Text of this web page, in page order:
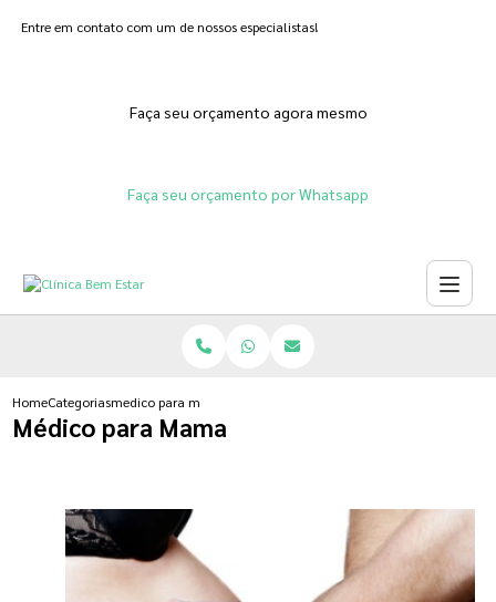
Entre em contato com um de nossos especialistas!
Faça seu orçamento agora mesmo
Faça seu orçamento por Whatsapp
HomeCategoriasmedico para mama
Médico para Mama